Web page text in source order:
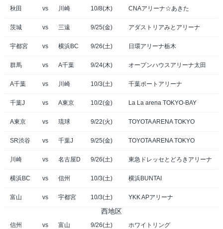
秋田 vs 川崎 10/8(木) CNAアリーナ☆あきた
茨城 vs 三遠 9/25(金) アダストリアみとアリーナ
宇都宮 vs 横浜BC 9/26(土) 日環アリーナ栃木
群馬 vs A千葉 9/24(木) オープンハウスアリーナ太田
A千葉 vs 川崎 10/3(土) 千葉ポートアリーナ
千葉J vs A東京 10/2(金) La La arena TOKYO-BAY
A東京 vs 琉球 9/22(火) TOYOTA ARENA TOKYO
SR渋谷 vs 千葉J 9/25(金) TOYOTA ARENA TOKYO
川崎 vs 名古屋D 9/26(土) 東急ドレッセとどろきアリーナ
横浜BC vs 信州 10/3(土) 横浜BUNTAI
富山 vs 宇都宮 10/3(土) YKK APアリーナ
西地区
信州 vs 富山 9/26(土) ホワイトリング